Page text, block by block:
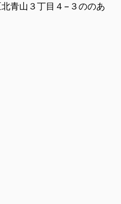
青山３丁目４−３ののあ